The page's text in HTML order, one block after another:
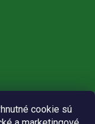
cookie sú